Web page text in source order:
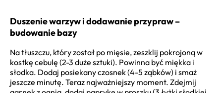
Duszenie warzyw i dodawanie przypraw –
budowanie bazy
Na tłuszczu, który został po mięsie, zeszklij pokrojoną w
kostkę cebulę (2-3 duże sztuki). Powinna być miękka i
słodka. Dodaj posiekany czosnek (4-5 ząbków) i smaż
jeszcze minutę. Teraz najważniejszy moment. Zdejmij